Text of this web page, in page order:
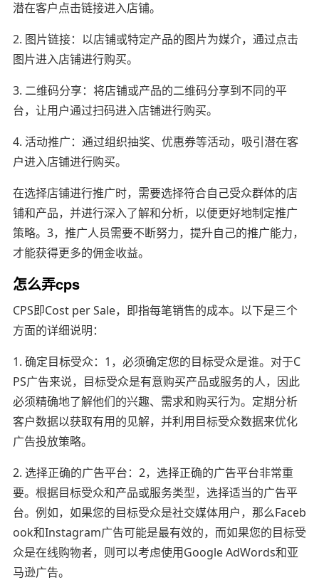
潜在客户点击链接进入店铺。
2. 图片链接：以店铺或特定产品的图片为媒介，通过点击
图片进入店铺进行购买。
3. 二维码分享：将店铺或产品的二维码分享到不同的平
台，让用户通过扫码进入店铺进行购买。
4. 活动推广：通过组织抽奖、优惠券等活动，吸引潜在客
户进入店铺进行购买。
在选择店铺进行推广时，需要选择符合自己受众群体的店
铺和产品，并进行深入了解和分析，以便更好地制定推广
策略。3，推广人员需要不断努力，提升自己的推广能力，
才能获得更多的佣金收益。
怎么弄cps
CPS即Cost per Sale，即指每笔销售的成本。以下是三个
方面的详细说明：
1. 确定目标受众：1，必须确定您的目标受众是谁。对于C
PS广告来说，目标受众是有意购买产品或服务的人，因此
必须精确地了解他们的兴趣、需求和购买行为。定期分析
客户数据以获取有用的见解，并利用目标受众数据来优化
广告投放策略。
2. 选择正确的广告平台：2，选择正确的广告平台非常重
要。根据目标受众和产品或服务类型，选择适当的广告平
台。例如，如果您的目标受众是社交媒体用户，那么Faceb
ook和Instagram广告可能是最有效的，而如果您的目标受
众是在线购物者，则可以考虑使用Google AdWords和亚
马逊广告。